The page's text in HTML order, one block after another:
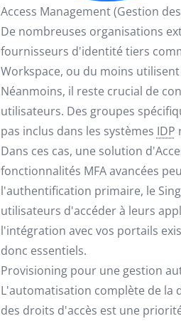
Access Management (Gestion
De nombreuses organisations
fournisseurs d'identité tiers
Workspace, ou du moins
Néanmoins, il reste crucial de
utilisateurs. Des groupes
pas inclus dans les systèmes IDP
Dans ces cas, une solution
fonctionnalités MFA avancées
l'authentification primaire, le
utilisateurs d'accéder à leurs
l'intégration avec vos portails
donc essentiels.
Provisioning pour une gestion
L'automatisation complète de la
des droits d'accès est une